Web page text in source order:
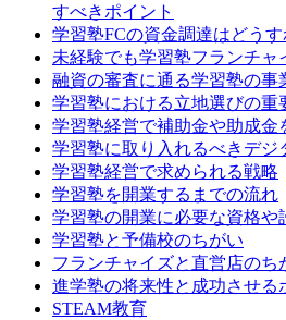
すべきポイント
学習塾FCの資金調達はどうす
未経験でも学習塾フランチャ
融資の審査に通る学習塾の事
学習塾における立地選びの重
学習塾経営で補助金や助成金
学習塾に取り入れるべきデジ
学習塾経営で求められる戦略
学習塾を開業するまでの流れ
学習塾の開業に必要な資格や
学習塾と予備校のちがい
フランチャイズと直営店のち
進学塾の将来性と成功させる
STEAM教育